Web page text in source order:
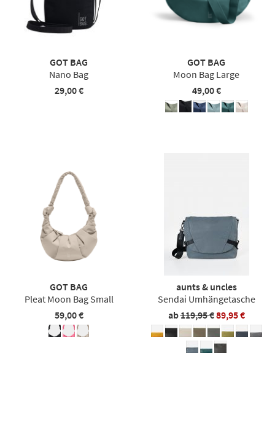
GOT BAG
Nano Bag
29,00 €
GOT BAG
Moon Bag Large
49,00 €
GOT BAG
Pleat Moon Bag Small
59,00 €
aunts & uncles
Sendai Umhängetasche
ab119,95 €89,95 €